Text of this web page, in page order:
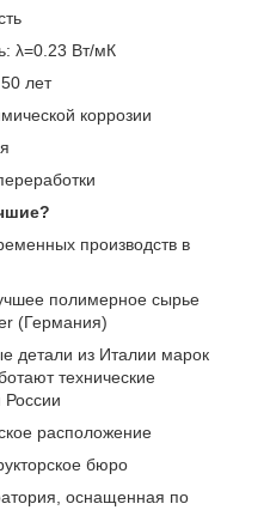
λ=0.23 Вт/мК
лет
коррозии
производств в
полимерное сырье
(Германия)
детали из Италии марок
технические
расположение
бюро
оснащенная по